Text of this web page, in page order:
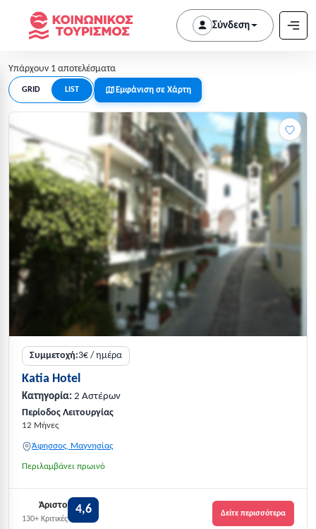
Σύνδεση
Υπάρχουν 1 αποτελέσματα
GRID LIST Εμφάνιση σε Χάρτη
Συμμετοχή:3€ / ημέρα
Katia Hotel
Κατηγορία: 2 Αστέρων
Περίοδος Λειτουργίας
12 Μήνες
Άφησσος, Μαγνησίας
Περιλαμβάνει πρωινό
Άριστο
130+ Κριτικές
4,6 Δείτε περισσότερα